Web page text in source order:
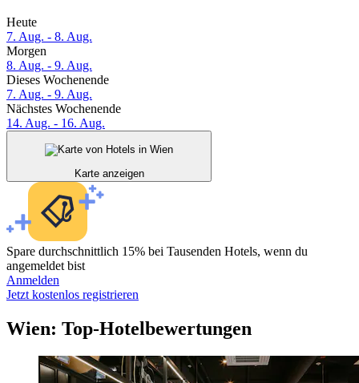
Heute
7. Aug. - 8. Aug.
Morgen
8. Aug. - 9. Aug.
Dieses Wochenende
7. Aug. - 9. Aug.
Nächstes Wochenende
14. Aug. - 16. Aug.
Karte anzeigen
Spare durchschnittlich 15% bei Tausenden Hotels, wenn du
angemeldet bist
Anmelden
Jetzt kostenlos registrieren
Wien: Top-Hotelbewertungen